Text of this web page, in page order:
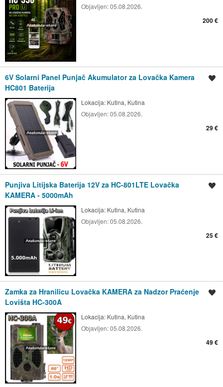
Objavljen:05.08.2026.
200 €
6V Solarni Panel Punjač Akumulator za Lovačka Kamera
HC801 Baterija
Lokacija: Kutina, Kutina
Objavljen:05.08.2026.
29 €
Punjiva Litijska Baterija 12V za HC-801LTE Lovačka
KAMERA - 5000mAh
Lokacija: Kutina, Kutina
Objavljen:05.08.2026.
25 €
Zamka za Hranilicu Lovačka KAMERA za Nadzor Praćenje
Lovišta HC-300A
Lokacija: Kutina, Kutina
Objavljen:05.08.2026.
49 €